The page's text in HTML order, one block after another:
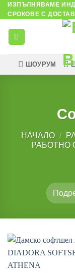
Skip
to
content
ИЗПЪЛНЯВАМЕ
СРОКОВЕ С
ШОУРУМ
НАЧАЛО /
РАБОТНО